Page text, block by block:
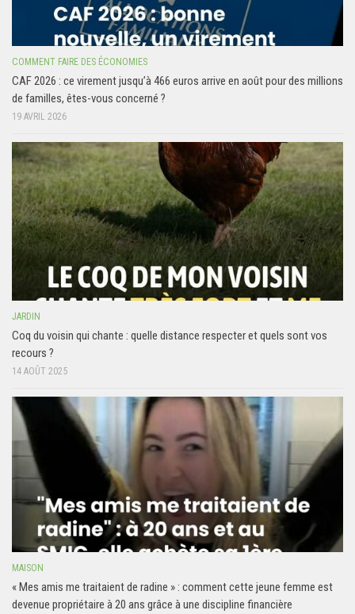
COMMENT FAIRE DES ÉCONOMIES
CAF 2026 : ce virement jusqu’à 466 euros arrive en août pour des millions
de familles, êtes-vous concerné ?
19 AVRIL 2026
JARDIN
Coq du voisin qui chante : quelle distance respecter et quels sont vos
recours ?
14 AOÛT 2025
MAISON
« Mes amis me traitaient de radine » : comment cette jeune femme est
devenue propriétaire à 20 ans grâce à une discipline financière